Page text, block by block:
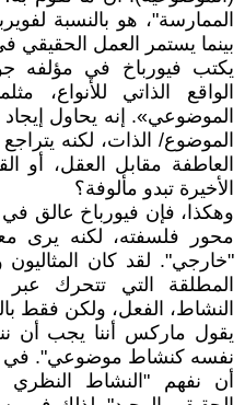
الممارسة"، هو بالنسبة
بينما يستمر العمل الحقيقي
يكتب فيورباخ في مؤلفه
الواقع الذاتي للأنواع،
الموضوعي». إنه يحاول
الموضوع/ الذات، لكنه
العاطفة مقابل العقل، أو
الأخيرة تبدو مألوفة؟
وهكذا، فإن فيورباخ عالق
محور فلسفته، لكنه يرى
"خارجي". لقد كان
المطلقة التي تتحرك
النشاط، الفعل، ولكن فقط
يقول ماركس أننا يجب أن
نفسه كنشاط موضوعي". في
أن نفهم "النشاط النظري